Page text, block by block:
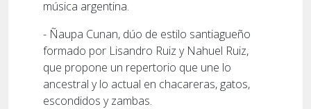
música argentina.
- Ñaupa Cunan, dúo de estilo santiagueño
formado por Lisandro Ruiz y Nahuel Ruiz,
que propone un repertorio que une lo
ancestral y lo actual en chacareras, gatos,
escondidos y zambas.